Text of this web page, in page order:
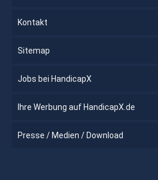
Kontakt
Sitemap
Jobs bei HandicapX
Ihre Werbung auf HandicapX.de
Presse / Medien / Download